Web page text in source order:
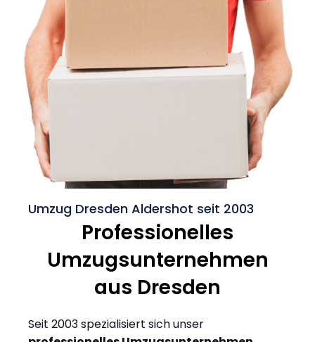
Umzug Dresden Aldershot seit 2003
Professionelles
Umzugsunternehmen
aus Dresden
Seit 2003 spezialisiert sich unser